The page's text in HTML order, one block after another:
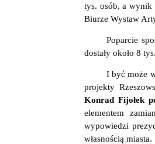
tys. osób, a wynik
Biurze Wystaw
Poparcie
dostały około 8
I być może
projekty
Konrad Fijołek
elementem
wypowiedzi
własnością miasta.